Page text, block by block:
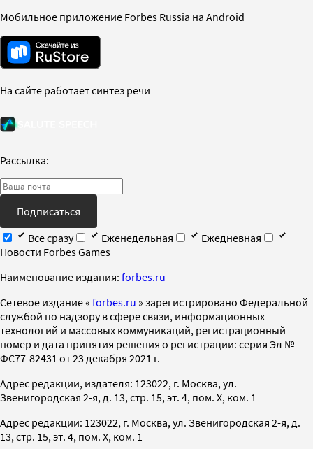
Мобильное приложение Forbes Russia на Android
На сайте работает синтез речи
Рассылка:
Подписаться
Все сразу
Еженедельная
Ежедневная
Новости Forbes Games
Наименование издания: forbes.ru
Cетевое издание « forbes.ru » зарегистрировано Федеральной
службой по надзору в сфере связи, информационных
технологий и массовых коммуникаций, регистрационный
номер и дата принятия решения о регистрации: серия Эл №
ФС77-82431 от 23 декабря 2021 г.
Адрес редакции, издателя: 123022, г. Москва, ул.
Звенигородская 2-я, д. 13, стр. 15, эт. 4, пом. X, ком. 1
Адрес редакции: 123022, г. Москва, ул. Звенигородская 2-я, д.
13, стр. 15, эт. 4, пом. X, ком. 1